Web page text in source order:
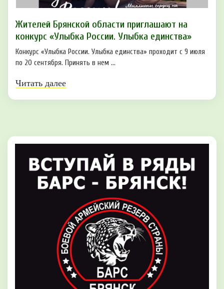
Жителей Брянской области приглашают на
конкурс «Улыбка России. Улыбка единства»
Конкурс «Улыбка России. Улыбка единства» проходит с 9 июля
по 20 сентября. Принять в нем ...
Читать далее